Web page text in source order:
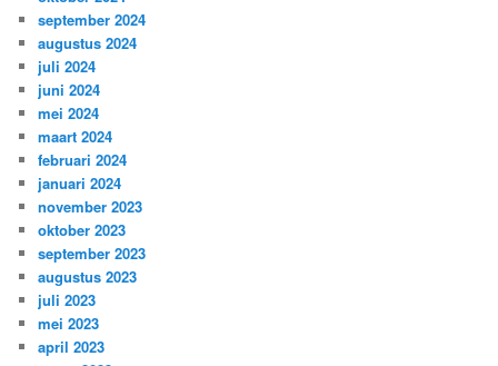
september 2024
augustus 2024
juli 2024
juni 2024
mei 2024
maart 2024
februari 2024
januari 2024
november 2023
oktober 2023
september 2023
augustus 2023
juli 2023
mei 2023
april 2023